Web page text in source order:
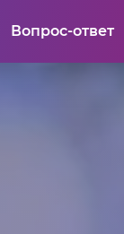
Вопрос-ответ